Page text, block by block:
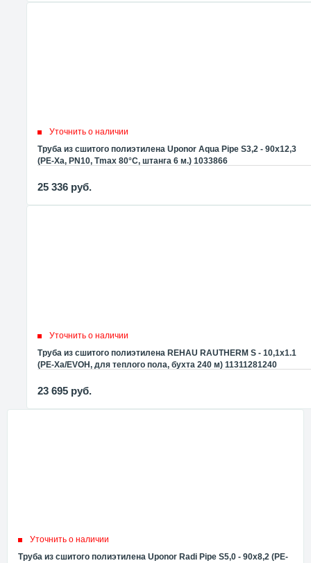
Уточнить о наличии
Труба из сшитого полиэтилена Uponor Aqua Pipe S3,2 - 90x12,3
(PE-Xa, PN10, Tmax 80°C, штанга 6 м.) 1033866
25 336 руб.
Уточнить о наличии
Труба из сшитого полиэтилена REHAU RAUTHERM S - 10,1x1.1
(PE-Xa/EVOH, для теплого пола, бухта 240 м) 11311281240
23 695 руб.
Уточнить о наличии
Труба из сшитого полиэтилена Uponor Radi Pipe S5,0 - 90x8,2 (PE-